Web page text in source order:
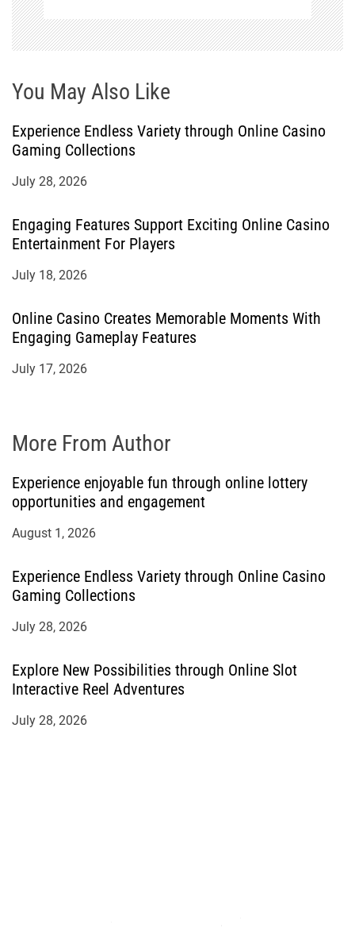
n
You May Also Like
Experience Endless Variety through Online Casino
Gaming Collections
July 28, 2026
Engaging Features Support Exciting Online Casino
Entertainment For Players
July 18, 2026
Online Casino Creates Memorable Moments With
Engaging Gameplay Features
July 17, 2026
More From Author
Experience enjoyable fun through online lottery
opportunities and engagement
August 1, 2026
Experience Endless Variety through Online Casino
Gaming Collections
July 28, 2026
Explore New Possibilities through Online Slot
Interactive Reel Adventures
July 28, 2026